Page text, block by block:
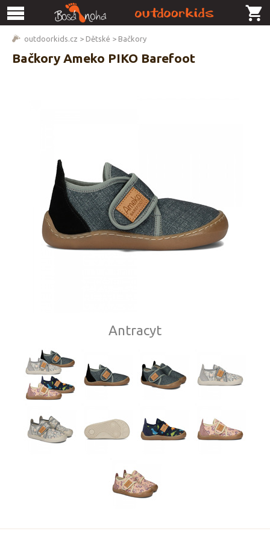
outdoorkids.cz > Dětské > Bačkory
Bačkory Ameko PIKO Barefoot
Antracyt